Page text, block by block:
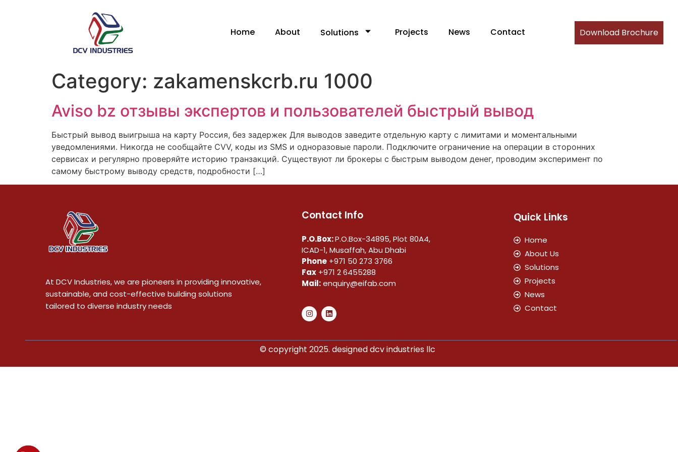
Home About Solutions Projects News Contact Download Brochure
Category: zakamenskcrb.ru 1000
Aviso bz отзывы экспертов и пользователей быстрый вывод
Быстрый вывод выигрыша на карту Россия, без задержек Для выводов заведите отдельную карту с лимитами и моментальными
уведомлениями. Никогда не сообщайте CVV, коды из SMS и одноразовые пароли. Подключите ограничение на операции в сторонних
сервисах и регулярно проверяйте историю транзакций. Существуют ли брокеры с быстрым выводом денег, проводим эксперимент по
самому быстрому выводу средств, подробности […]
At DCV Industries, we are pioneers in providing innovative,
sustainable, and cost-effective building solutions
tailored to diverse industry needs
Contact Info
P.O.Box:P.O.Box-34895, Plot 80A4,
ICAD-1, Musaffah, Abu Dhabi
Phone +971 50 273 3766
Fax +971 2 6455288
Mail:enquiry@eifab.com
Quick Links
Home
About Us
Solutions
Projects
News
Contact
© copyright 2025. designed dcv industries llc​